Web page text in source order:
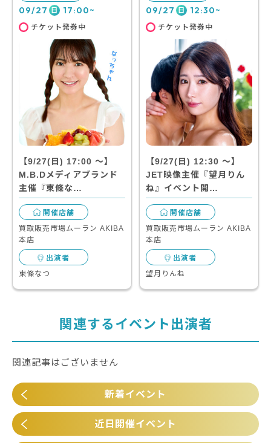
09/27 日 17:00~
チケット発券中
【9/27(日) 17:00 〜】
M.B.Dメディアブランド
主催『東條な…
開催店舗
買取販売市場ムーラン AKIBA
本店
出演者
東條なつ
09/27 日 12:30~
チケット発券中
【9/27(日) 12:30 〜】
JET映像主催『望月りん
ね』イベント開…
開催店舗
買取販売市場ムーラン AKIBA
本店
出演者
望月りんね
関連するイベント出演者
関連記事はございません
新着イベント
近日開催イベント